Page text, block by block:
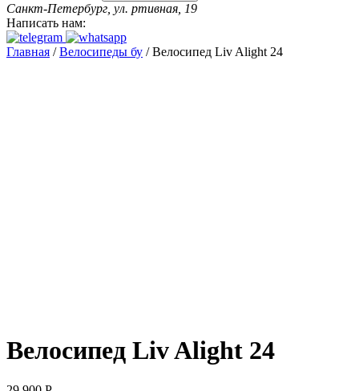
Санкт-Петербург, ул. ртивная, 19
Написать нам:
Главная /Велосипеды бу / Велосипед Liv Alight 24
Велосипед Liv Alight 24